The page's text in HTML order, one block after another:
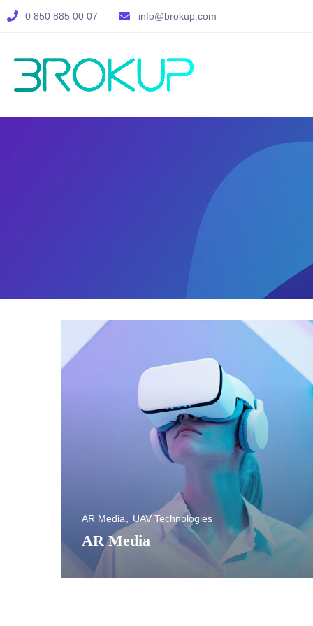
0 850 885 00 07 info@brokup.com
AR Media
AR Media UAV Technologies